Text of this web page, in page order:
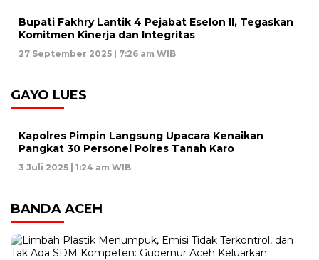
Bupati Fakhry Lantik 4 Pejabat Eselon II, Tegaskan
Komitmen Kinerja dan Integritas
27 September 2025 | 7:26 am WIB
GAYO LUES
Kapolres Pimpin Langsung Upacara Kenaikan
Pangkat 30 Personel Polres Tanah Karo
3 Juli 2025 | 1:24 am WIB
BANDA ACEH